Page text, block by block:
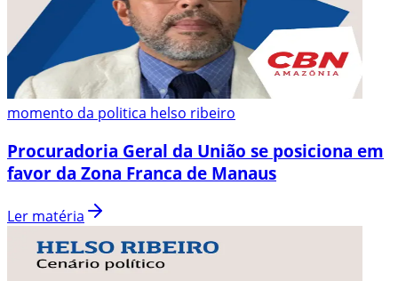
momento da politica helso ribeiro
Procuradoria Geral da União se posiciona em
favor da Zona Franca de Manaus
Ler matéria